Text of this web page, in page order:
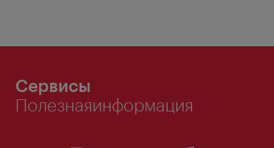
Сервисы
Полезнаяинформация